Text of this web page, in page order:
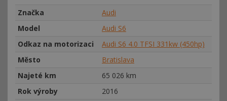
Značka
Audi
Model
Audi S6
Odkaz na motorizaci
Audi S6 4.0 TFSI 331kw (450hp)
Město
Bratislava
Najeté km
65 026 km
Rok výroby
2016